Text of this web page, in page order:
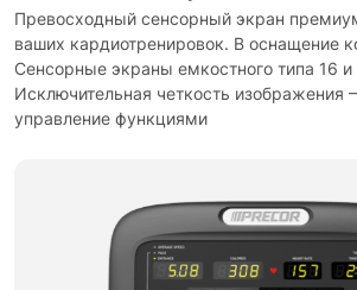
Превосходный сенсорный экран
ваших кардиотренировок. В оснащение
Сенсорные экраны емкостного типа 16
Исключительная четкость изображения
управление функциями